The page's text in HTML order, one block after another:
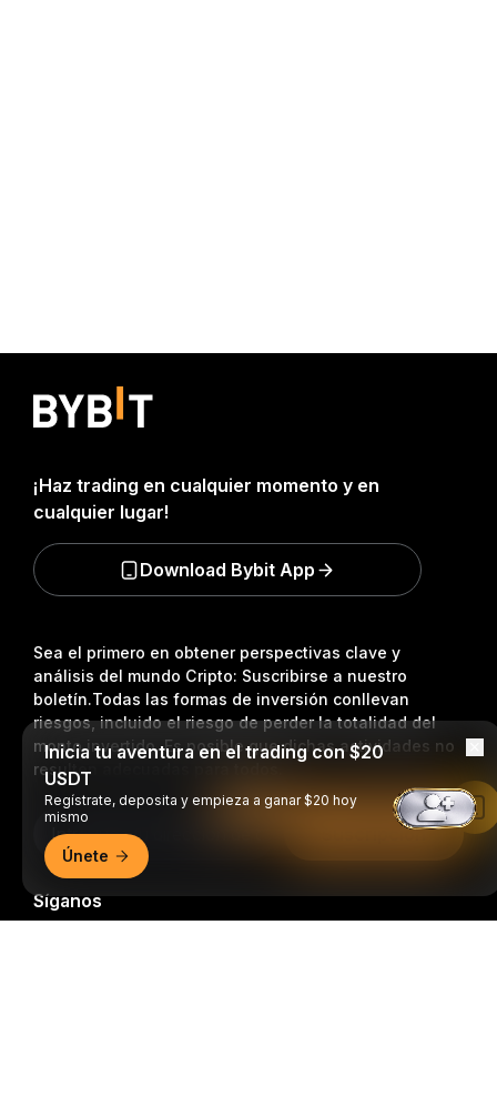
Sea el primero en obtener perspectivas clave y
análisis del mundo Cripto: Suscribirse a nuestro
boletín.Todas las formas de inversión conllevan
riesgos, incluido el riesgo de perder la totalidad del
monto invertido. Es posible que dichas actividades no
resulten adecuadas para todos.
Suscripción
Síganos
¡Haz trading en cualquier momento y en
cualquier lugar!
Download Bybit App
Inicia tu aventura en el trading con $20
USDT
Regístrate, deposita y empieza a ganar $20 hoy
mismo
Únete
Leer en la aplicación de Bybit